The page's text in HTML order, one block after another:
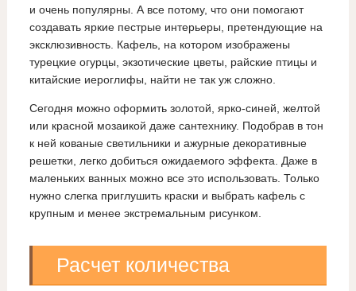
и очень популярны. А все потому, что они помогают
создавать яркие пестрые интерьеры, претендующие на
эксклюзивность. Кафель, на котором изображены
турецкие огурцы, экзотические цветы, райские птицы и
китайские иероглифы, найти не так уж сложно.
Сегодня можно оформить золотой, ярко-синей, желтой
или красной мозаикой даже сантехнику. Подобрав в тон
к ней кованые светильники и ажурные декоративные
решетки, легко добиться ожидаемого эффекта. Даже в
маленьких ванных можно все это использовать. Только
нужно слегка приглушить краски и выбрать кафель с
крупным и менее экстремальным рисунком.
Расчет количества